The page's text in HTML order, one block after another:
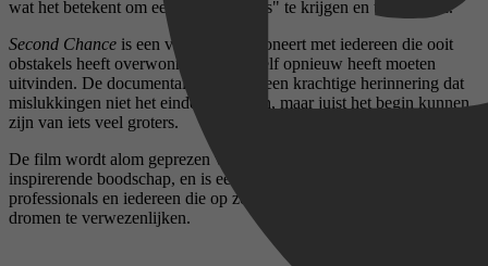
wat het betekent om een "tweede kans" te krijgen en te benutten.
Second Chance is een verhaal dat resoneert met iedereen die ooit
obstakels heeft overwonnen en zichzelf opnieuw heeft moeten
uitvinden. De documentaire dient als een krachtige herinnering dat
mislukkingen niet het einde betekenen, maar juist het begin kunnen
zijn van iets veel groters.
De film wordt alom geprezen voor zijn emotionele diepgang en
inspirerende boodschap, en is een must-see voor ondernemers,
professionals en iedereen die op zoek is naar motivatie om hun
dromen te verwezenlijken.